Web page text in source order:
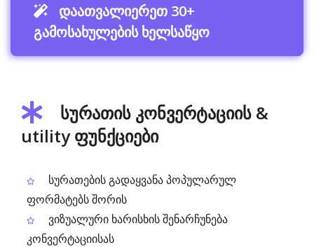
დაათვალიერეთ 30+
გამოსახულების ხელსაწყო
სურათის კონვერტაციის &
utility ფუნქციები
სურათების გადაყვანა პოპულარულ
ფორმატებს შორის
ვიზუალური ხარისხის შენარჩუნება
კონვერტაციისას